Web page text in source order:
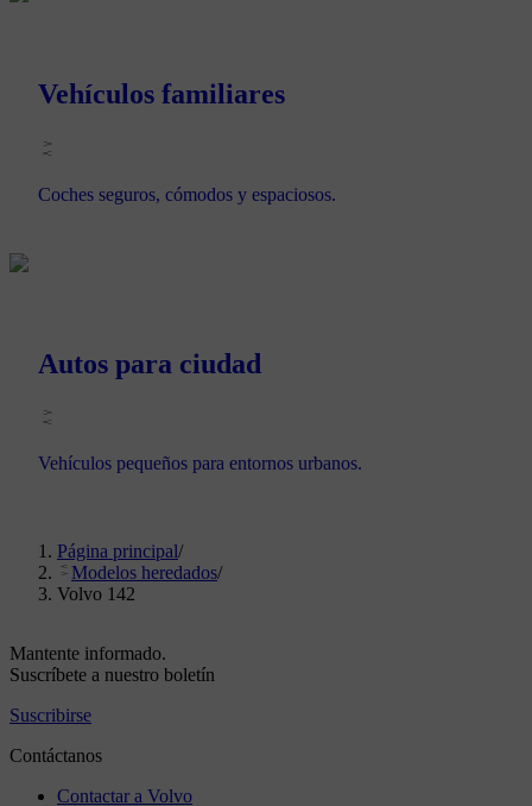
Vehículos familiares
Coches seguros, cómodos y espaciosos.
Autos para ciudad
Vehículos pequeños para entornos urbanos.
Página principal/
Modelos heredados/
Volvo 142